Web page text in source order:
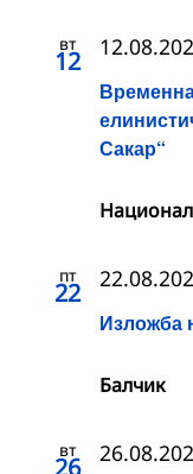
вт
12
Сакар“
пт
22
Изложба
Балчик
вт